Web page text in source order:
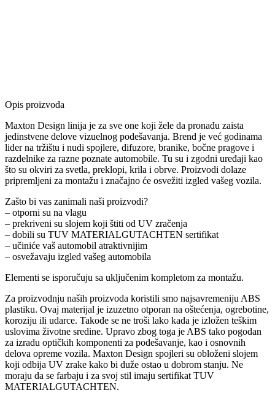
Opis proizvoda
Maxton Design linija je za sve one koji žele da pronađu zaista
jedinstvene delove vizuelnog podešavanja. Brend je već godinama
lider na tržištu i nudi spojlere, difuzore, branike, bočne pragove i
razdelnike za razne poznate automobile. Tu su i zgodni uređaji kao
što su okviri za svetla, preklopi, krila i obrve. Proizvodi dolaze
pripremljeni za montažu i značajno će osvežiti izgled vašeg vozila.
Zašto bi vas zanimali naši proizvodi?
– otporni su na vlagu
– prekriveni su slojem koji štiti od UV zračenja
– dobili su TUV MATERIALGUTACHTEN sertifikat
– učiniće vaš automobil atraktivnijim
– osvežavaju izgled vašeg automobila
Elementi se isporučuju sa uključenim kompletom za montažu.
Za proizvodnju naših proizvoda koristili smo najsavremeniju ABS
plastiku. Ovaj materijal je izuzetno otporan na oštećenja, ogrebotine,
koroziju ili udarce. Takođe se ne troši lako kada je izložen teškim
uslovima životne sredine. Upravo zbog toga je ABS tako pogodan
za izradu optičkih komponenti za podešavanje, kao i osnovnih
delova opreme vozila. Maxton Design spojleri su obloženi slojem
koji odbija UV zrake kako bi duže ostao u dobrom stanju. Ne
moraju da se farbaju i za svoj stil imaju sertifikat TUV
MATERIALGUTACHTEN.